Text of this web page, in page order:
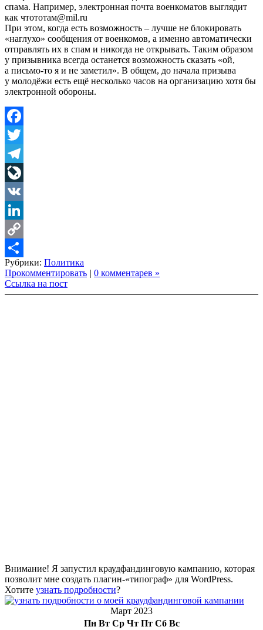
спама. Например, электронная почта военкоматов выглядит
как чтототам@mil.ru
При этом, когда есть возможность – лучше не блокировать
«наглухо» сообщения от военкомов, а именно автоматически
отправлять их в спам и никогда не открывать. Таким образом
у призывника всегда останется возможность сказать «ой,
а письмо-то я и не заметил». В общем, до начала призыва
у молодёжи есть ещё несколько часов на организацию хотя бы
электронной обороны.
Facebook
Twitter
Telegram
LiveJournal
VK
LinkedIn
Copy
Link
Share
Рубрики: Политика
Прокомментировать | 0 комментарев »
Ссылка на пост
Внимание! Я запустил краудфандинговую кампанию, которая
позволит мне создать плагин-«типограф» для WordPress.
Хотите узнать подробности?
Март 2023
Пн Вт Ср Чт Пт Сб Вс